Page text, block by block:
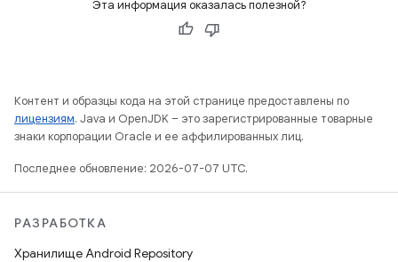
Эта информация оказалась полезной?
Контент и образцы кода на этой странице предоставлены по
лицензиям. Java и OpenJDK – это зарегистрированные товарные
знаки корпорации Oracle и ее аффилированных лиц.
Последнее обновление: 2026-07-07 UTC.
РАЗРАБОТКА
Хранилище Android Repository